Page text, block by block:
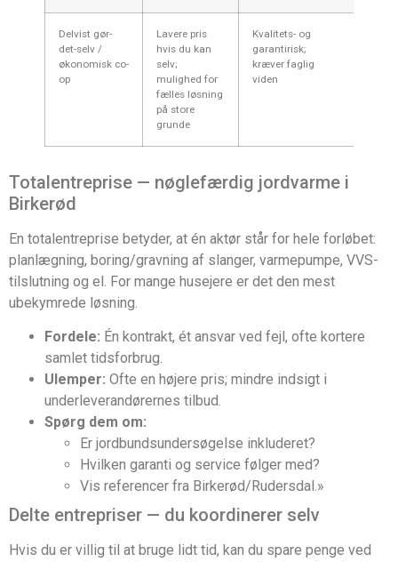
Delvist gør-
det-selv /
økonomisk co-
op
Lavere pris
hvis du kan
selv;
mulighed for
fælles løsning
på store
grunde
Kvalitets- og
garantirisk;
kræver faglig
viden
Totalentreprise — nøglefærdig jordvarme i
Birkerød
En totalentreprise betyder, at én aktør står for hele forløbet:
planlægning, boring/gravning af slanger, varmepumpe, VVS-
tilslutning og el. For mange husejere er det den mest
ubekymrede løsning.
Fordele: Én kontrakt, ét ansvar ved fejl, ofte kortere
samlet tidsforbrug.
Ulemper: Ofte en højere pris; mindre indsigt i
underleverandørernes tilbud.
Spørg dem om:
Er jordbundsundersøgelse inkluderet?
Hvilken garanti og service følger med?
Vis referencer fra Birkerød/Rudersdal.»
Delte entrepriser — du koordinerer selv
Hvis du er villig til at bruge lidt tid, kan du spare penge ved